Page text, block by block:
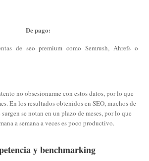
De pago:
de seo premium como Semrush, Ahrefs o
no obsesionarme con estos datos, por lo que
En los resultados obtenidos en SEO, muchos de
se notan en un plazo de meses, por lo que
a semana a veces es poco productivo.
y benchmarking